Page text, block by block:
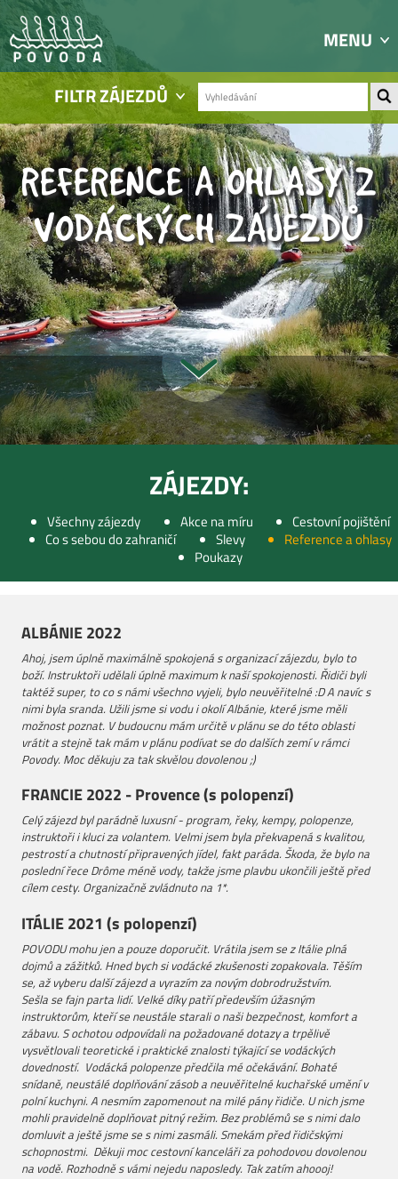
MENU
FILTR ZÁJEZDŮ
REFERENCE A OHLASY Z
VODÁCKÝCH ZÁJEZDŮ
ZÁJEZDY:
Všechny zájezdy Akce na míru
Cestovní pojištění
Co s sebou do zahraničí
Slevy
Reference a ohlasy
Poukazy
ALBÁNIE 2022
Ahoj, jsem úplně maximálně spokojená s organizací zájezdu, bylo to
boží. Instruktoři udělali úplně maximum k naší spokojenosti. Řidiči byli
taktéž super, to co s námi všechno vyjeli, bylo neuvěřitelné :D A navíc s
nimi byla sranda. Užili jsme si vodu i okolí Albánie, které jsme měli
možnost poznat. V budoucnu mám určitě v plánu se do této oblasti
vrátit a stejně tak mám v plánu podívat se do dalších zemí v rámci
Povody. Moc děkuju za tak skvělou dovolenou ;)
FRANCIE 2022 - Provence (s polopenzí)
Celý zájezd byl parádně luxusní - program, řeky, kempy, polopenze,
instruktoři i kluci za volantem. Velmi jsem byla překvapená s kvalitou,
pestrostí a chutností připravených jídel, fakt paráda. Škoda, že bylo na
poslední řece Drôme méně vody, takže jsme plavbu ukončili ještě před
cílem cesty. Organizačně zvládnuto na 1*.
ITÁLIE 2021 (s polopenzí)
POVODU mohu jen a pouze doporučit. Vrátila jsem se z Itálie plná
dojmů a zážitků. Hned bych si vodácké zkušenosti zopakovala. Těším
se, až vyberu další zájezd a vyrazím za novým dobrodružstvím.
Sešla se fajn parta lidí. Velké díky patří především úžasným
instruktorům, kteří se neustále starali o naši bezpečnost, komfort a
zábavu. S ochotou odpovídali na požadované dotazy a trpělivě
vysvětlovali teoretické i praktické znalosti týkající se vodáckých
dovedností. Vodácká polopenze předčila mé očekávání. Bohaté
snídaně, neustálé doplňování zásob a neuvěřitelné kuchařské umění v
polní kuchyni. A nesmím zapomenout na milé pány řidiče. U nich jsme
mohli pravidelně doplňovat pitný režim. Bez problémů se s nimi dalo
domluvit a ještě jsme se s nimi zasmáli. Smekám před řidičskými
schopnostmi. Děkuji moc cestovní kanceláři za pohodovou dovolenou
na vodě. Rozhodně s vámi nejedu naposledy. Tak zatím ahoooj!